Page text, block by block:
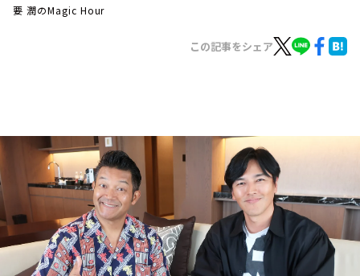
トピックス
TBS Podcast
お知らせ
イベント・グッズ
YouTube
会社情報
要 潤のMagic Hour
この記事をシェア